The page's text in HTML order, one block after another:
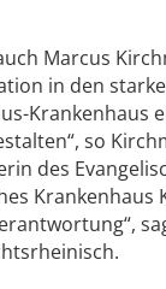
Marcus
in den
Krankenhaus
so
des
Krankenhaus